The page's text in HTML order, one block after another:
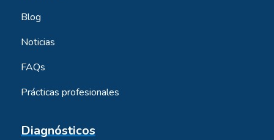
Blog
Noticias
FAQs
Prácticas profesionales
Diagnósticos